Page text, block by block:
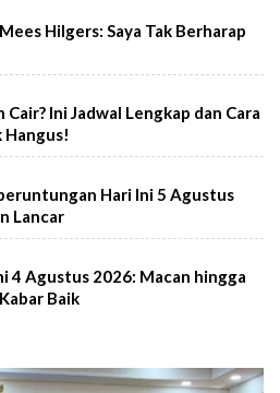
Hilgers: Saya Tak Berharap
Cair? Ini Jadwal Lengkap dan Cara
Hangus!
Hari Ini 5 Agustus
Lancar
4 Agustus 2026: Macan hingga
Baik